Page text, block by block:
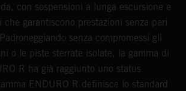
con sospensioni a lunga escursione e
che garantiscono prestazioni senza pari
senza compromessi gli
o le piste sterrate isolate, la gamma di
R ha già raggiunto uno status
ENDURO R definisce lo standard